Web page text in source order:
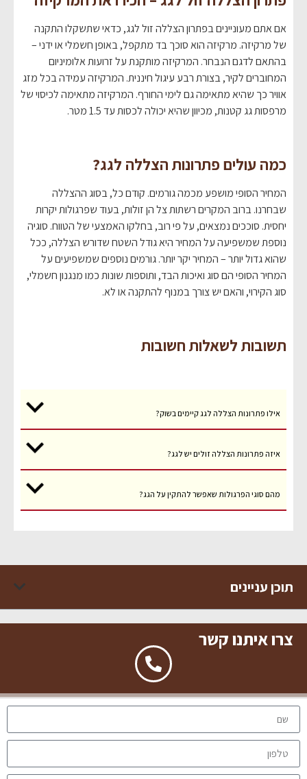
אם אתם מעוניינים בפתרון הצללה זול לגג, כדאי שתשקלו התקנה
של מרקיזה. מרקיזה הוא סוכך בד מתקפל, באופן חשמלי או ידני –
בהתאם לדגם הנבחר. המרקיזה מותקנת על זרועות אלומיניום
המחוברים לקיר, בצורת רבע עיגול חיננית. המרקיזה עמידה בכל מזג
אוויר כך שהיא מתאימה גם לימי החורף. המרקיזה מתאימה לכיסוי של
מרפסות גג קטנות, מכיוון שהיא יכולה לכסות עד 1.5 מטר.
כמה עולים פתרונות הצללה לגג?
המחיר הסופי מושפע מכמה גורמים. קודם כל, בסוג ההצללה
שבחרנו. ברוב המקרים רשתות צל הן זולות, בעוד שפרגולות יקרות
יחסית. סוככים נמצאים, על פי רוב, בחלקו האמצעי של הטווח. סוגיה
נוספת שמשפיעה על המחיר היא גודל השטח שדורש הצללה, ככל
שהוא גדול יותר – המחיר יקר יותר. גורמים נוספים שמשפיעים על
המחיר הסופי הם סוג ואיכות הבד, ותוספות שונות כמו מנגנון חשמלי,
סוג הקירוי, והאם יש צורך במנוף להתקנה או לא.
תשובות לשאלות חשובות
אילו פתרונות הצללה לגג קיימים בשוק?
איזה פתרונות הצללה זולים יש לגג?
מהם סוגי הפרגולות שאפשר להתקין על הגג?
תוכן עניינים
צרו איתנו קשר